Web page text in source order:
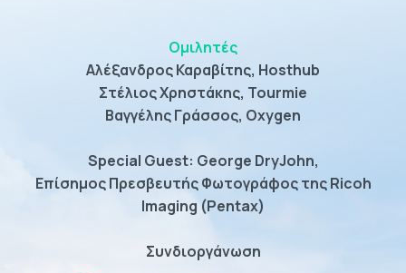
Ομιλητές
Αλέξανδρος Καραβίτης, Hosthub
Στέλιος Χρηστάκης, Tourmie
Βαγγέλης Γράσσος, Oxygen
Special Guest: George DryJohn,
Επίσημος Πρεσβευτής Φωτογράφος της Ricoh
Imaging (Pentax)
Συνδιοργάνωση